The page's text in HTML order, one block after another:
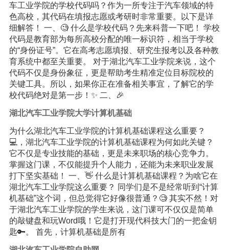
车工业学院的学校代码吗？作为一所专注于汽车领域的特
色高校，其代码在填报志愿或考研时非常重要。以下是详
细解答！ 一、🧐 什么是学校代码？先来科普一下吧！ 学校
代码是教育部为每所高校分配的唯一标识符，相当于学校
的“身份证号”。它在高考志愿填报、研究生报考以及各种教
育系统中都至关重要。 对于湖北汽车工业学院来说，这个
代码不仅是身份象征，更是帮助考生精准定位目标院校的
关键工具。所以，如果你正在准备相关事宜，了解它的学
校代码绝对是第一步！✨ 二、🎉
湖北汽车工业学院大学计算机基础
为什么湖北汽车工业学院的计算机基础课程这么重要？
💻，湖北汽车工业学院的计算机基础课程为何如此关键？
它不仅是专业技能的基础，更是未来职场的核心竞争力。
掌握这门课，不仅能提升个人能力，还能为未来职业发展
打下坚实基础！ 一、👋 什么是计算机基础课程？为啥它在
湖北汽车工业学院这么重要？ 同学们是不是经常听到“计算
机基础”这个词，但总觉得它好像很普通？🧐 其实不然！对
于湖北汽车工业学院的学生来说，这门课可不仅仅是简单
的敲键盘和玩Word哦！它是打开现代科技大门的一把金钥
匙🔑。 首先，计算机基础是所有